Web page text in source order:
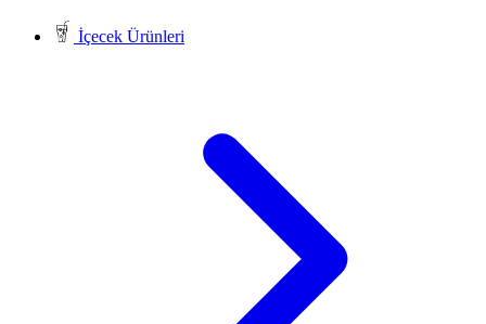
İçecek Ürünleri